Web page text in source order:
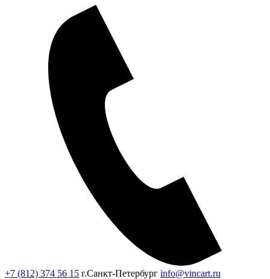
+7 (812) 374 56 15 г.Санкт-Петербург info@vincart.ru